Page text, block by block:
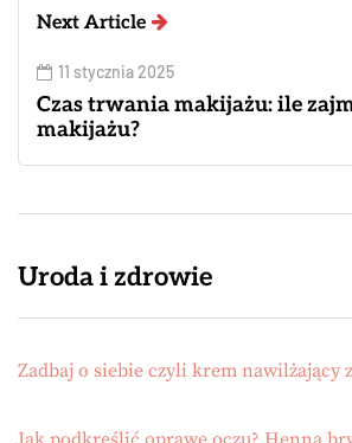
Next Article
11 stycznia 2025
Czas trwania makijażu: ile
makijażu?
Uroda i zdrowie
Zadbaj o siebie czyli krem nawilżający